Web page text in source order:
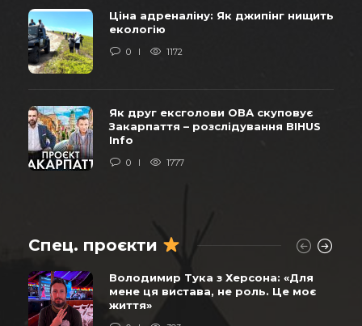
Ціна адреналіну: Як джипінг нищить
екологію
0 1172
Як друг ексголови ОВА скуповує
Закарпаття – розслідування BIHUS
Info
0 1777
Спец. проєкти
Володимир Тука з Херсона: «Для
мене ця вистава, не роль. Це моє
життя»